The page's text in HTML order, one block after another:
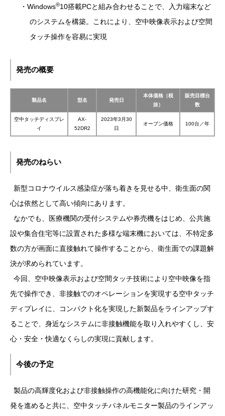
・Windows®10搭載PCと組み合わせることで、入力端末など
のシステムを構築。これにより、空中映像表示および空間
タッチ操作を容易に実現
発売の概要
製品名 型名 発売日
本体価格（税
抜）
販売目標台
数
空中タッチディスプレ
イ
AX-
52DR2
2023年3月30
日
オープン価格 100台／年
発売のねらい
新型コロナウイルス感染症が落ち着きを見せる中、衛生面の関
心は依然として高い傾向にあります。
なかでも、医療機関の受付システムや券売機をはじめ、公共施
設や集合住宅等に設置された多様な端末機においては、不特定多
数の方が画面に直接触れて操作することから、衛生面での課題解
決が求められています。
今回、空中映像表示および空間タッチ技術により空中映像を指
先で操作でき、非接触でのオペレーションを実現する空中タッチ
ディプレイに、コンパクト化を実現した新製品をラインアップす
ることで、身近なシステムに非接触機能を取り入れやすくし、安
心・安全・快適なくらしの実現に貢献します。
今後の予定
製品の高輝度化および非接触操作の高機能化に向けた研究・開
発を進めると共に、空中タッチパネルモニター製品のラインアッ